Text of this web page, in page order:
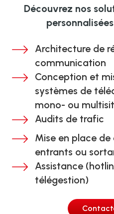
Découvrez nos
Architecture de
communication
Conception et
systèmes de
mono- ou
Audits de trafic
Mise en place de
entrants ou
Assistance
télégestion)